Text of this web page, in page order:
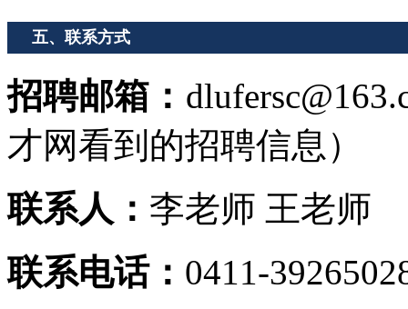
五、联系方式
招聘邮箱：
才网看到的招聘信息）
联系人： 李老师 王老师
联系电话： 0411-